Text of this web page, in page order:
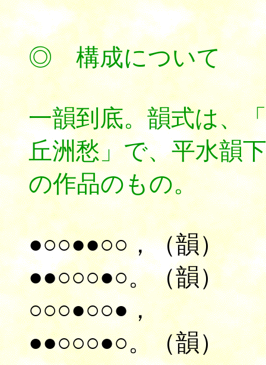
◎ 構成について
一韻到底。韻式は、
丘洲愁」で、平水韻
の作品のもの。
●○○●●○○，（韻）
●●○○○●○。（韻）
○○○●○○●，
●●○○○●○。（韻）